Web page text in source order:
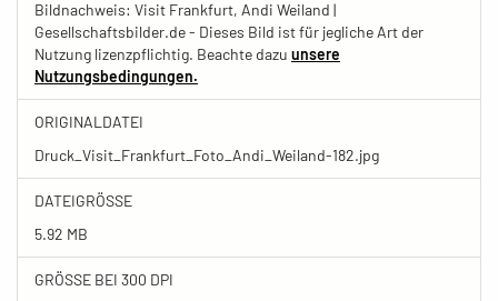
Bildnachweis: Visit Frankfurt, Andi Weiland |
Gesellschaftsbilder.de - Dieses Bild ist für jegliche Art der
Nutzung lizenzpflichtig. Beachte dazu unsere
Nutzungsbedingungen.
ORIGINALDATEI
Druck_Visit_Frankfurt_Foto_Andi_Weiland-182.jpg
DATEIGRÖSSE
5.92 MB
GRÖSSE BEI 300 DPI